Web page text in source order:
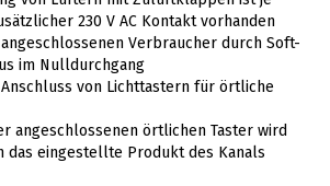
230 V AC Kontakt vorhanden
Verbraucher durch Soft-
im Nulldurchgang
Anschluss von Lichttastern für örtliche
angeschlossenen örtlichen Taster wird
das eingestellte Produkt des Kanals